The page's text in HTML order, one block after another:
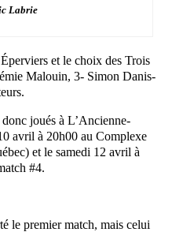
Labrie
et le choix des Trois
Malouin, 3- Simon Danis-
joués à L’Ancienne-
avril à 20h00 au Complexe
et le samedi 12 avril à
#4.
le premier match, mais celui